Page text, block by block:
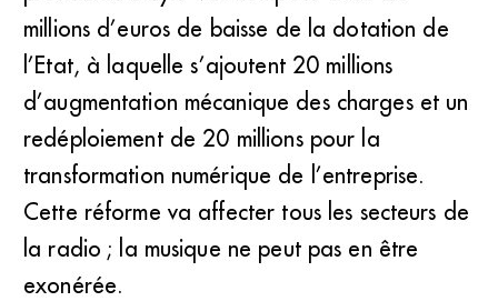
millions d’euros de baisse de la dotation de
l’Etat, à laquelle s’ajoutent 20 millions
d’augmentation mécanique des charges et un
redéploiement de 20 millions pour la
transformation numérique de l’entreprise.
Cette réforme va affecter tous les secteurs de
la radio ; la musique ne peut pas en être
exonérée.